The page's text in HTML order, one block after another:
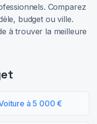
Comparez
budget ou ville.
à trouver la meilleure
à 5 000 €